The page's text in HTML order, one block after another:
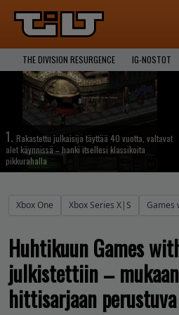
THE DIVISION RESURGENCE IG-NOSTOT
1. Rakastettu julkaisija täyttää 40 vuotta, valtavat
alet käynnissä – hanki itsellesi klassikoita
pikkurahalla
Xbox One Xbox Series X|S Games
Huhtikuun Games
julkistettiin –
hittisarjaan